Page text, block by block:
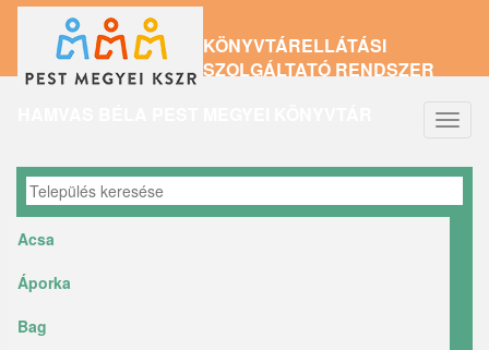
tartalomra
KÖNYVTÁRELLÁTÁSI
SZOLGÁLTATÓ RENDSZER
Acsa
Áporka
Bag